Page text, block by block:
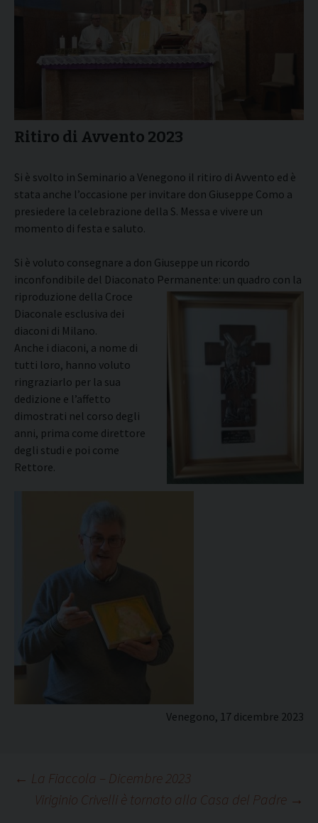
Ritiro di Avvento 2023
Si è svolto in Seminario a Venegono il ritiro di Avvento ed è
stata anche l’occasione per invitare don Giuseppe Como a
presiedere la celebrazione della S. Messa e vivere un
momento di festa e saluto.
Si è voluto consegnare a don Giuseppe un ricordo
inconfondibile del Diaconato Permanente: un quadro con la
riproduzione della Croce
Diaconale esclusiva dei
diaconi di Milano.
Anche i diaconi, a nome di
tutti loro, hanno voluto
ringraziarlo per la sua
dedizione e l’affetto
dimostrati nel corso degli
anni, prima come direttore
degli studi e poi come
Rettore.
Venegono, 17 dicembre 2023
Navigazione
← La Fiaccola – Dicembre 2023
Viriginio Crivelli è tornato alla Casa del Padre →